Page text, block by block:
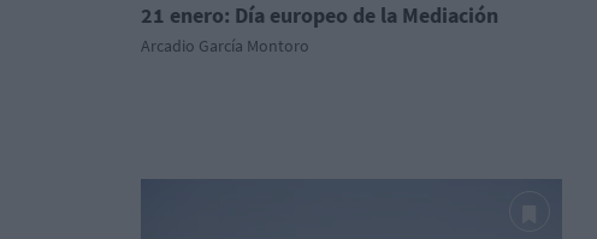
21 enero: Día europeo de la Mediación
Arcadio García Montoro